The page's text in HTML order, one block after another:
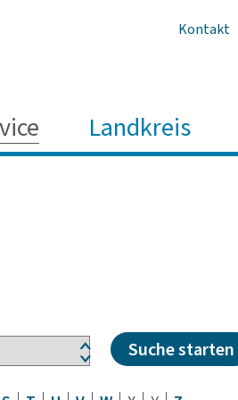
Kontakt
Landkreis
Suche starten